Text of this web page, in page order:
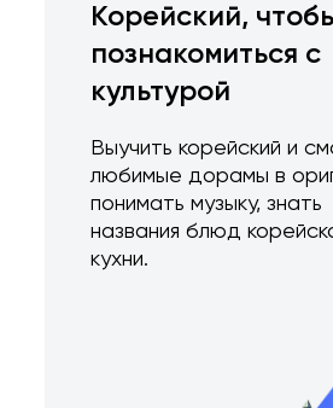
Корейский,
познакомиться с
культурой
Выучить корейский и
любимые дорамы в
понимать музыку, знать
названия блюд
кухни.